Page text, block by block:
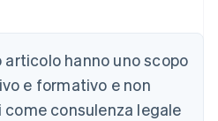
hanno uno scopo
e formativo e non
consulenza legale
English